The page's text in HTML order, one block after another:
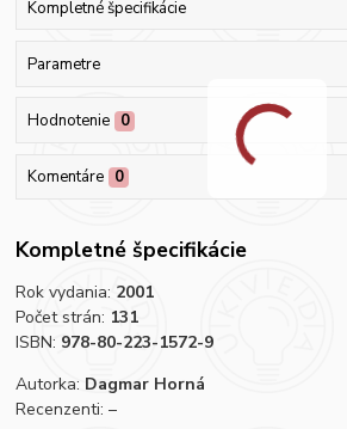
Kompletné špecifikácie
Parametre
Hodnotenie 0
Komentáre 0
Kompletné špecifikácie
Rok vydania: 2001
Počet strán: 131
ISBN: 978-80-223-1572-9
Autorka: Dagmar Horná
Recenzenti: –